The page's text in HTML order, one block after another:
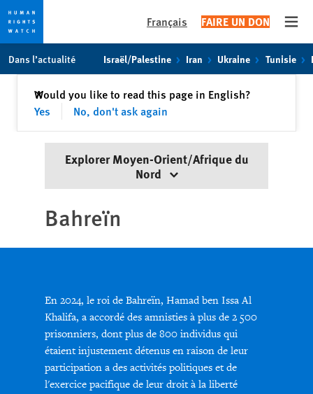
toto
content
Français FAIRE UN DON
Dans l’actualité Israël/Palestine Iran Ukraine Tunisie
Would you like to read this page in English?
Yes
No, don't ask again
✕Fermer
Explorer Moyen-Orient/Afrique du
Nord
Bahreïn
En 2024, le roi de Bahreïn, Hamad ben Issa Al
Khalifa, a accordé des amnisties à plus de 2 500
prisonniers, dont plus de 800 individus qui
étaient injustement détenus en raison de leur
participation a des activités politiques et de
l'exercice pacifique de leur droit à la liberté